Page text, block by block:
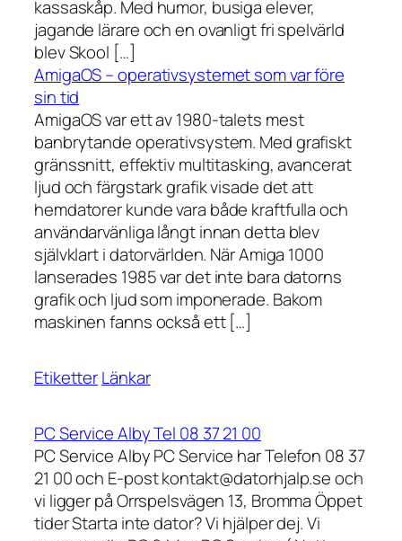
kassaskåp. Med humor, busiga elever,
jagande lärare och en ovanligt fri spelvärld
blev Skool […]
AmigaOS – operativsystemet som var före
sin tid
AmigaOS var ett av 1980-talets mest
banbrytande operativsystem. Med grafiskt
gränssnitt, effektiv multitasking, avancerat
ljud och färgstark grafik visade det att
hemdatorer kunde vara både kraftfulla och
användarvänliga långt innan detta blev
självklart i datorvärlden. När Amiga 1000
lanserades 1985 var det inte bara datorns
grafik och ljud som imponerade. Bakom
maskinen fanns också ett […]
EtiketterLänkar
PC Service Alby Tel 08 37 21 00
PC Service Alby PC Service har Telefon 08 37
21 00 och E-post kontakt@datorhjalp.se och
vi ligger på Orrspelsvägen 13, Bromma Öppet
tider Starta inte dator? Vi hjälper dej. Vi